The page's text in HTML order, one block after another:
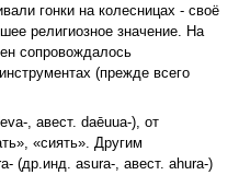
гонки на колесницах - своё
религиозное значение. На
сопровождалось
(прежде всего
, авест. daēuua-), от
«сиять». Другим
(др.инд. asura-, авест. ahura-)